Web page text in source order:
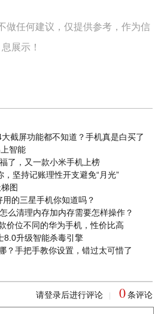
做任何建议，仅提供参考，作为信
息展示！
截屏功能都不知道？手机真是白买了
智能
了，又一款小米手机上榜
，坚持记账理性开支避免“月光”
图
的三星手机你知道吗？
么清理内存加内存需要怎样操作？
价位不同的华为手机，性价比高
8.0升级智能杀毒引擎
？手把手教你设置，错过太可惜了
请登录后进行评论 0 条评论